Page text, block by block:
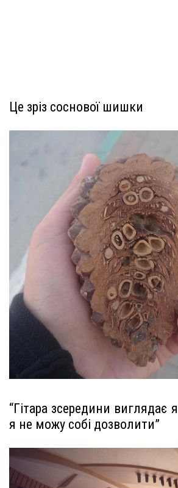
Це зріз соснової шишки
“Гітара зсередини виглядає
я не можу собі дозволити”